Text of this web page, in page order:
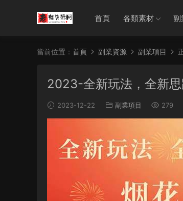
首頁 各類素材 副
當前位置： 首頁 副業資源 副業項目
2023-全新玩法，全新
2023-12-22 副業項目 279